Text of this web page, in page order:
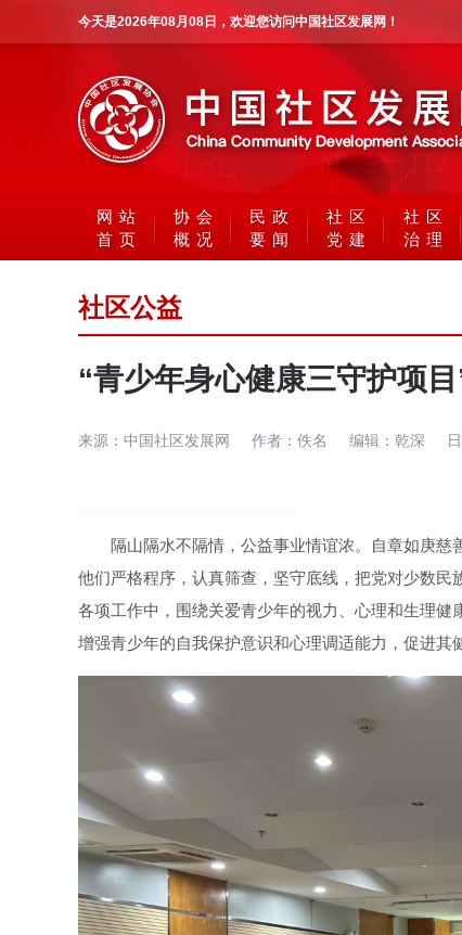
今天是2026年08月08日 ，欢迎您访问中国社区发展网！
网站
首页
协会
概况
民政
要闻
社区
党建
社区
治理
社区公益
“青少年身心健康三守护项
来源： 中国社区发展网 作者： 佚名 编辑： 乾深
隔山隔水不隔情，公益事业情谊浓。自章如庚慈
他们严格程序，认真筛查，坚守底线，把党对少数
各项工作中，围绕关爱青少年的视力、心理和生理健
增强青少年的自我保护意识和心理调适能力，促进其